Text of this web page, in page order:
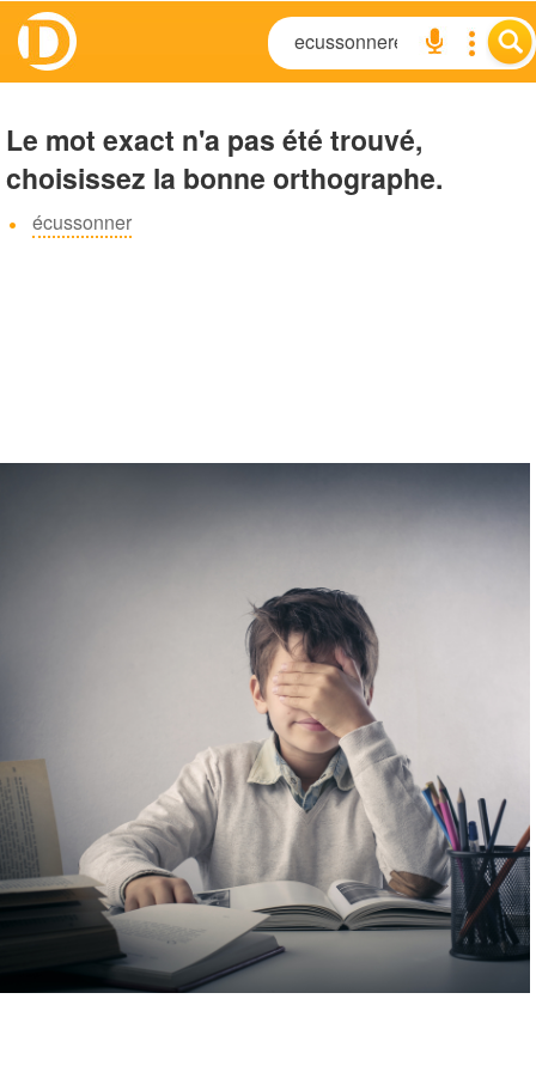
Le mot exact n'a pas été trouvé,
choisissez la bonne orthographe.
écussonner